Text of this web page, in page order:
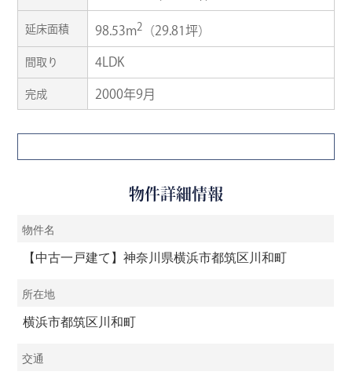
延床面積 98.53m2 （29.81坪）
間取り 4LDK
完成 2000年9月
物件詳細情報
物件名
【中古一戸建て】神奈川県横浜市都筑区川和町
所在地
横浜市都筑区川和町
交通